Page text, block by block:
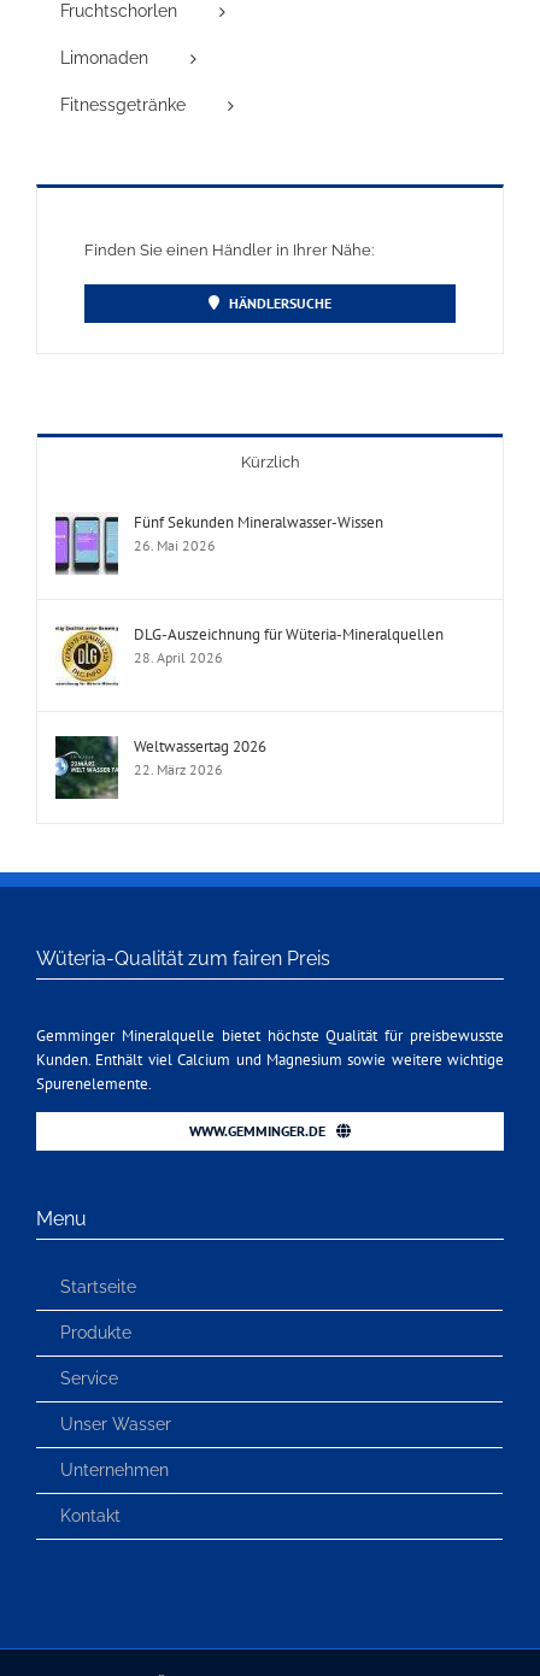
Fruchtschorlen
Limonaden
Fitnessgetränke
Finden Sie einen Händler in Ihrer Nähe:
HÄNDLERSUCHE
Kürzlich
Fünf Sekunden Mineralwasser-Wissen
26. Mai 2026
DLG-Auszeichnung für Wüteria-Mineralquellen
28. April 2026
Weltwassertag 2026
22. März 2026
Wüteria-Qualität zum fairen Preis
Gemminger Mineralquelle bietet höchste Qualität für preisbewusste
Kunden. Enthält viel Calcium und Magnesium sowie weitere wichtige
Spurenelemente.
WWW.GEMMINGER.DE
Menu
Startseite
Produkte
Service
Unser Wasser
Unternehmen
Kontakt